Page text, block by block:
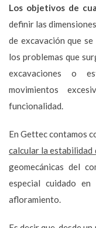
Los objetivos de
definir las
de excavación que
los problemas que
excavaciones o
movimientos
funcionalidad.
En Gettec contamos
calcular la estabilidad
geomecánicas del
especial cuidado
afloramiento.